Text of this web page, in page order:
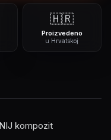
🇭🇷
Proizvedeno
u Hrvatskoj
kompozit